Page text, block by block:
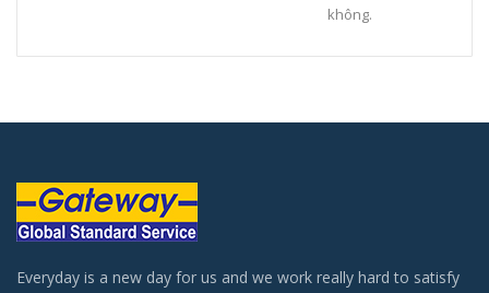
không.
Everyday is a new day for us and we work really hard to satisfy